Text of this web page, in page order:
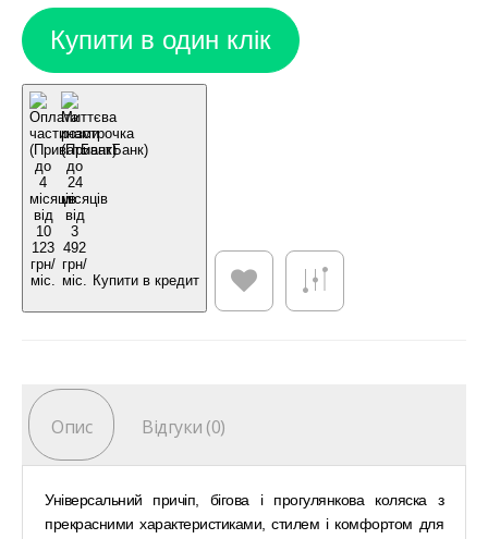
Купити в кредит
Опис Відгуки (0)
Універсальний причіп, бігова і прогулянкова коляска з
прекрасними характеристиками, стилем і комфортом для